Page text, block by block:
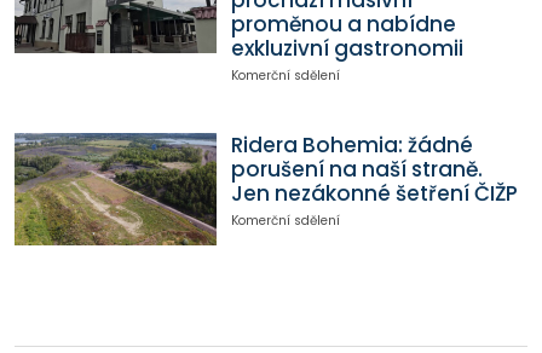
proměnou a nabídne
exkluzivní gastronomii
Komerční sdělení
Ridera Bohemia: žádné
porušení na naší straně.
Jen nezákonné šetření ČIŽP
Komerční sdělení